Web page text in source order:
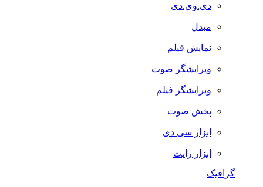
دی.وی.دی
مبدل
نمایش فیلم
ویرایشگر صوت
ویرایشگر فیلم
پخش صوت
ابزار سی دی
ابزار رایت
گرافیک